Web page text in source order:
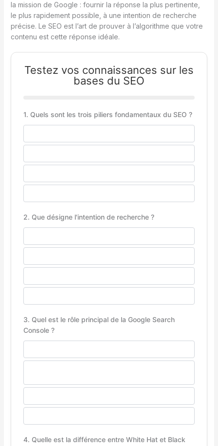
la mission de Google : fournir la réponse la plus pertinente,
le plus rapidement possible, à une intention de recherche
précise. Le SEO est l’art de prouver à l’algorithme que votre
contenu est cette réponse idéale.
Testez vos connaissances sur les
bases du SEO
1. Quels sont les trois piliers fondamentaux du SEO ?
2. Que désigne l'intention de recherche ?
3. Quel est le rôle principal de la Google Search
Console ?
4. Quelle est la différence entre White Hat et Black